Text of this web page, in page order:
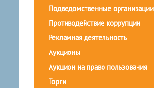
Подведомственные организации
Противодействие коррупции
Рекламная деятельность
Аукционы
Аукцион на право пользования
Торги